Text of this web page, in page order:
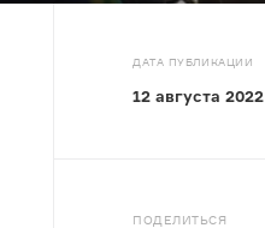
ДАТА ПУБЛИКАЦИИ
12 августа 2022
ПОДЕЛИТЬСЯ